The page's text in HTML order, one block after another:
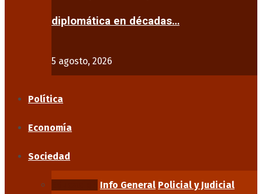
diplomática en décadas…
5 agosto, 2026
Política
Economía
Sociedad
Info General Policial y Judicial